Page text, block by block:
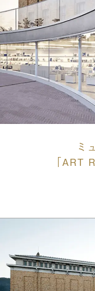
ミ
「ART